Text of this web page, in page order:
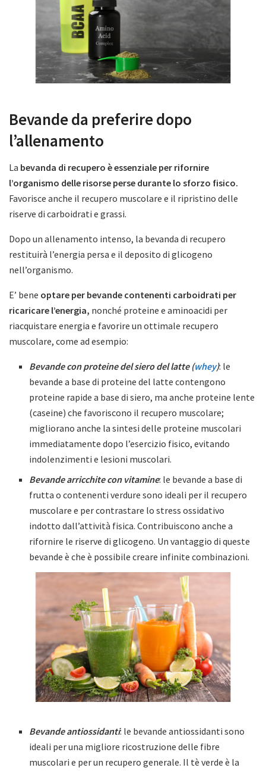
Bevande da preferire dopo
l’allenamento
La bevanda di recupero è essenziale per rifornire
l’organismo delle risorse perse durante lo sforzo fisico.
Favorisce anche il recupero muscolare e il ripristino delle
riserve di carboidrati e grassi.
Dopo un allenamento intenso, la bevanda di recupero
restituirà l’energia persa e il deposito di glicogeno
nell’organismo.
E’ bene optare per bevande contenenti carboidrati per
ricaricare l’energia, nonché proteine e aminoacidi per
riacquistare energia e favorire un ottimale recupero
muscolare, come ad esempio:
Bevande con proteine del siero del latte (whey): le
bevande a base di proteine del latte contengono
proteine rapide a base di siero, ma anche proteine lente
(caseine) che favoriscono il recupero muscolare;
migliorano anche la sintesi delle proteine muscolari
immediatamente dopo l’esercizio fisico, evitando
indolenzimenti e lesioni muscolari.
Bevande arricchite con vitamine: le bevande a base di
frutta o contenenti verdure sono ideali per il recupero
muscolare e per contrastare lo stress ossidativo
indotto dall’attività fisica. Contribuiscono anche a
rifornire le riserve di glicogeno. Un vantaggio di queste
bevande è che è possibile creare infinite combinazioni.
Bevande antiossidanti: le bevande antiossidanti sono
ideali per una migliore ricostruzione delle fibre
muscolari e per un recupero generale. Il tè verde è la